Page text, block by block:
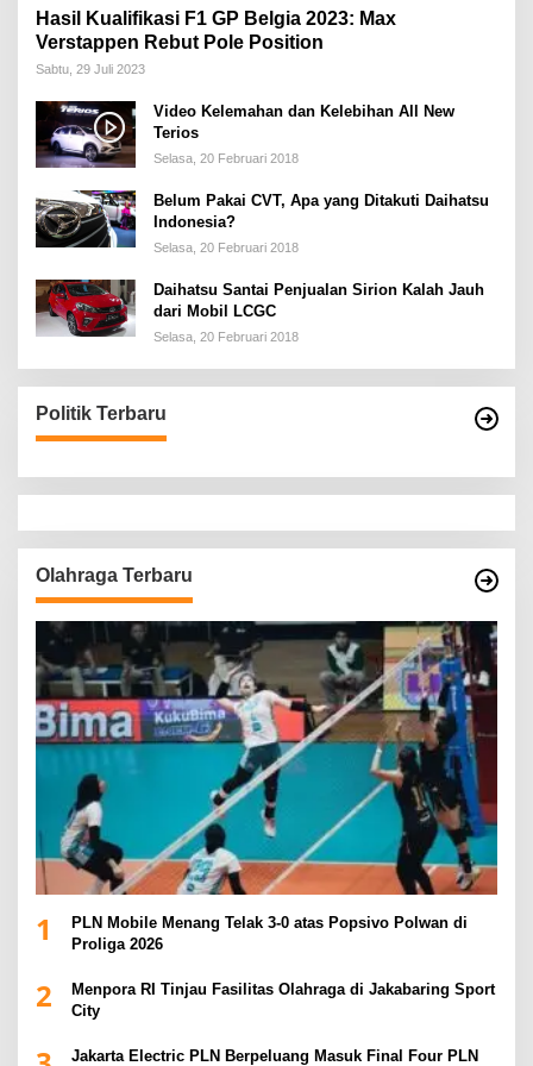
Hasil Kualifikasi F1 GP Belgia 2023: Max
Verstappen Rebut Pole Position
Sabtu, 29 Juli 2023
Video Kelemahan dan Kelebihan All New
Terios
Selasa, 20 Februari 2018
Belum Pakai CVT, Apa yang Ditakuti Daihatsu
Indonesia?
Selasa, 20 Februari 2018
Daihatsu Santai Penjualan Sirion Kalah Jauh
dari Mobil LCGC
Selasa, 20 Februari 2018
Politik Terbaru
Olahraga Terbaru
1
PLN Mobile Menang Telak 3-0 atas Popsivo Polwan di
Proliga 2026
2
Menpora RI Tinjau Fasilitas Olahraga di Jakabaring Sport
City
Jakarta Electric PLN Berpeluang Masuk Final Four PLN